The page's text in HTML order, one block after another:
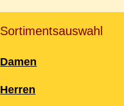
Sortimentsauswahl
Damen
Herren